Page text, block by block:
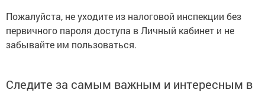
Пожалуйста, не уходите из налоговой инспекции без
первичного пароля доступа в Личный кабинет и не
забывайте им пользоваться.
Следите за самым важным и интересным в